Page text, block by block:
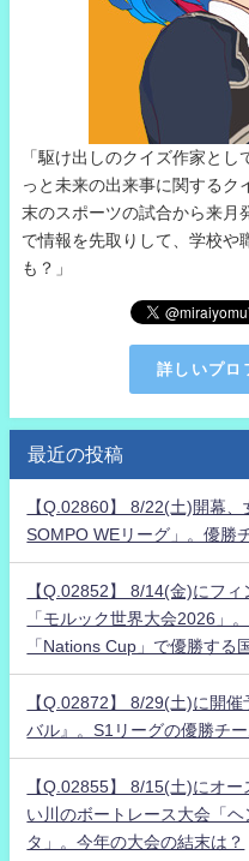
「駆け出しのクイズ作家と
っと未来の出来事に関するク
末のスポーツの試合から来月
で情報を先取りして、学校や
も？」
詳しいプロ
最近の投稿
【Q.02860】 8/22(土)開幕
SOMPO WEリーグ」。優勝
【Q.02852】 8/14(金)にフ
「モルック世界大会2026」
「Nations Cup」で優勝する
【Q.02872】 8/29(土)に開
バル』。S1リーグの優勝チー
【Q.02855】 8/15(土)にオ
い川のボートレース大会「
タ」。今年の大会の結末は？